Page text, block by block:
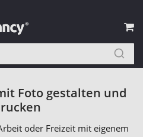
Foto gestalten und
oder Freizeit mit eigenem